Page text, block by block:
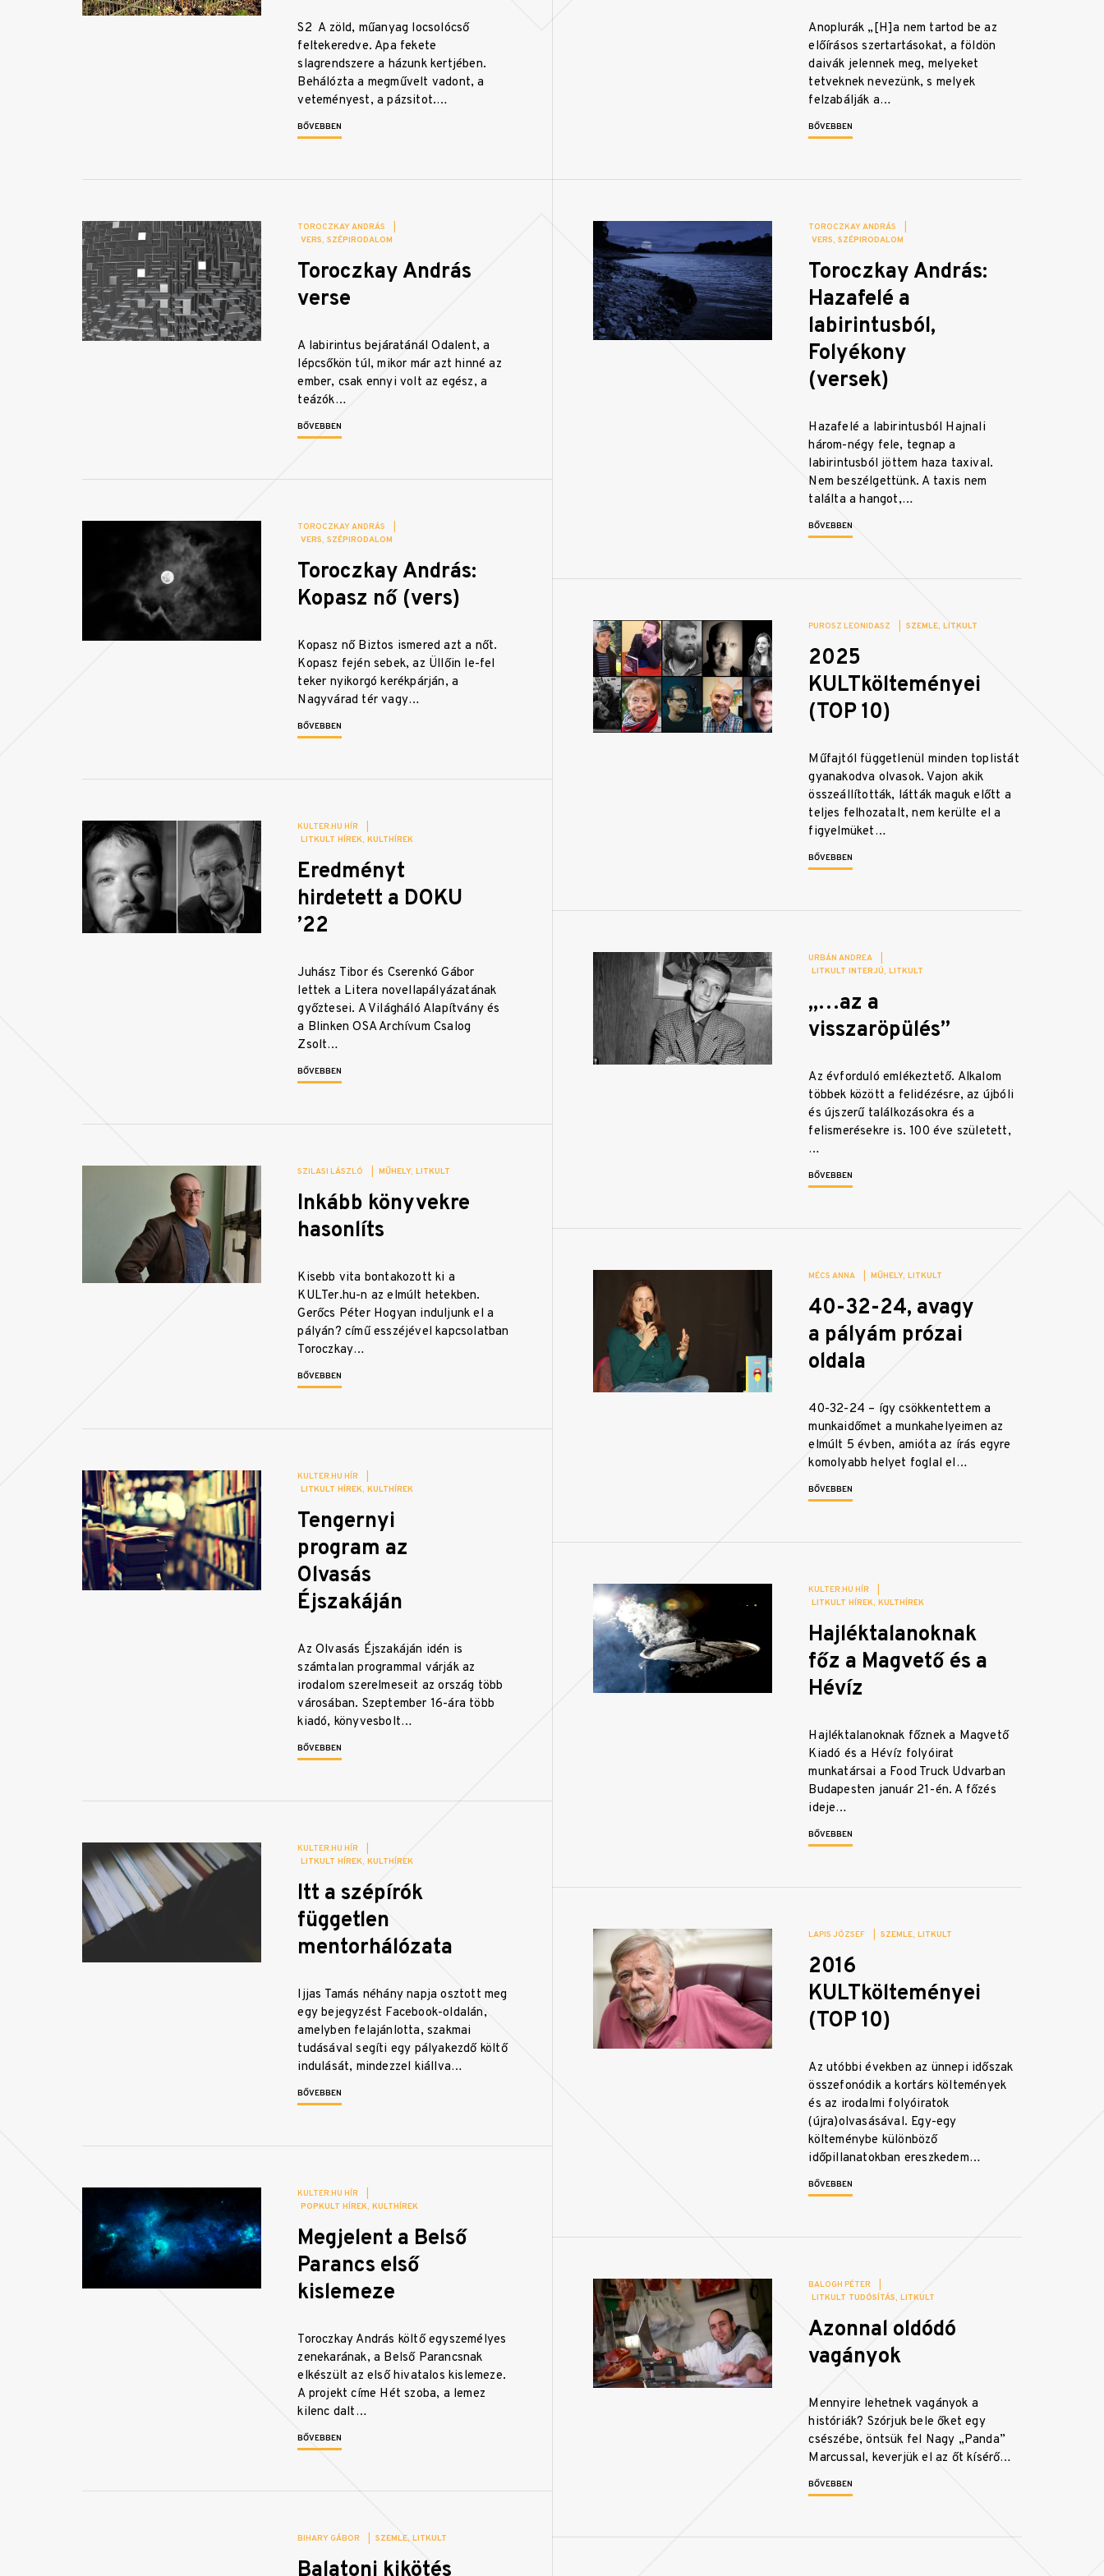
S2 A zöld, műanyag locsolócső
feltekeredve. Apa fekete
slagrendszere a házunk kertjében.
Behálózta a megművelt vadont, a
veteményest, a pázsitot.…
BŐVEBBEN
Anoplurák „[H]a nem tartod be az
előírásos szertartásokat, a földön
daivák jelennek meg, melyeket
tetveknek nevezünk, s melyek
felzabálják a…
BŐVEBBEN
TOROCZKAY ANDRÁS
VERS SZÉPIRODALOM
Toroczkay András
verse
A labirintus bejáratánál Odalent, a
lépcsőkön túl, mikor már azt hinné az
ember, csak ennyi volt az egész, a
teázók…
BŐVEBBEN
TOROCZKAY ANDRÁS
VERS SZÉPIRODALOM
Toroczkay András:
Hazafelé a
labirintusból,
Folyékony
(versek)
Hazafelé a labirintusból Hajnali
három-négy fele, tegnap a
labirintusból jöttem haza taxival.
Nem beszélgettünk. A taxis nem
találta a hangot,…
BŐVEBBEN
TOROCZKAY ANDRÁS
VERS SZÉPIRODALOM
Toroczkay András:
Kopasz nő (vers)
Kopasz nő Biztos ismered azt a nőt.
Kopasz fején sebek, az Üllőin le-fel
teker nyikorgó kerékpárján, a
Nagyvárad tér vagy…
BŐVEBBEN
PUROSZ LEONIDASZ SZEMLE LITKULT
2025
KULTkölteményei
(TOP 10)
Műfajtól függetlenül minden toplistát
gyanakodva olvasok. Vajon akik
összeállították, látták maguk előtt a
teljes felhozatalt, nem kerülte el a
figyelmüket…
BŐVEBBEN
KULTER.HU HÍR
LITKULT HÍREK KULTHÍREK
Eredményt
hirdetett a DOKU
’22
Juhász Tibor és Cserenkó Gábor
lettek a Litera novellapályázatának
győztesei. A Világháló Alapítvány és
a Blinken OSA Archívum Csalog
Zsolt…
BŐVEBBEN
URBÁN ANDREA
LITKULT INTERJÚ LITKULT
„…az a
visszaröpülés”
Az évforduló emlékeztető. Alkalom
többek között a felidézésre, az újbóli
és újszerű találkozásokra és a
felismerésekre is. 100 éve született,
…
BŐVEBBEN
SZILASI LÁSZLÓ MŰHELY LITKULT
Inkább könyvekre
hasonlíts
Kisebb vita bontakozott ki a
KULTer.hu-n az elmúlt hetekben.
Gerőcs Péter Hogyan induljunk el a
pályán? című esszéjével kapcsolatban
Toroczkay…
BŐVEBBEN
MÉCS ANNA MŰHELY LITKULT
40-32-24, avagy
a pályám prózai
oldala
40-32-24 – így csökkentettem a
munkaidőmet a munkahelyeimen az
elmúlt 5 évben, amióta az írás egyre
komolyabb helyet foglal el…
BŐVEBBEN
KULTER.HU HÍR
LITKULT HÍREK KULTHÍREK
Tengernyi
program az
Olvasás
Éjszakáján
Az Olvasás Éjszakáján idén is
számtalan programmal várják az
irodalom szerelmeseit az ország több
városában. Szeptember 16-ára több
kiadó, könyvesbolt…
BŐVEBBEN
KULTER.HU HÍR
LITKULT HÍREK KULTHÍREK
Hajléktalanoknak
főz a Magvető és a
Hévíz
Hajléktalanoknak főznek a Magvető
Kiadó és a Hévíz folyóirat
munkatársai a Food Truck Udvarban
Budapesten január 21-én. A főzés
ideje…
BŐVEBBEN
KULTER.HU HÍR
LITKULT HÍREK KULTHÍREK
Itt a szépírók
független
mentorhálózata
Ijjas Tamás néhány napja osztott meg
egy bejegyzést Facebook-oldalán,
amelyben felajánlotta, szakmai
tudásával segíti egy pályakezdő költő
indulását, mindezzel kiállva…
BŐVEBBEN
LAPIS JÓZSEF SZEMLE LITKULT
2016
KULTkölteményei
(TOP 10)
Az utóbbi években az ünnepi időszak
összefonódik a kortárs költemények
és az irodalmi folyóiratok
(újra)olvasásával. Egy-egy
költeménybe különböző
időpillanatokban ereszkedem…
BŐVEBBEN
KULTER.HU HÍR
POPKULT HÍREK KULTHÍREK
Megjelent a Belső
Parancs első
kislemeze
Toroczkay András költő egyszemélyes
zenekarának, a Belső Parancsnak
elkészült az első hivatalos kislemeze.
A projekt címe Hét szoba, a lemez
kilenc dalt…
BŐVEBBEN
BALOGH PÉTER
LITKULT TUDÓSÍTÁS LITKULT
Azonnal oldódó
vagányok
Mennyire lehetnek vagányok a
históriák? Szórjuk bele őket egy
csészébe, öntsük fel Nagy „Panda”
Marcussal, keverjük el az őt kísérő…
BŐVEBBEN
BIHARY GÁBOR SZEMLE LITKULT